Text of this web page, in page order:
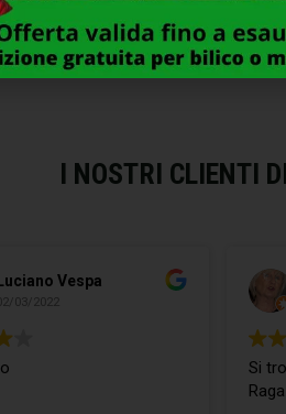
I NOSTRI CLIENTI
Luciano Vespa
02/03/2022
Si